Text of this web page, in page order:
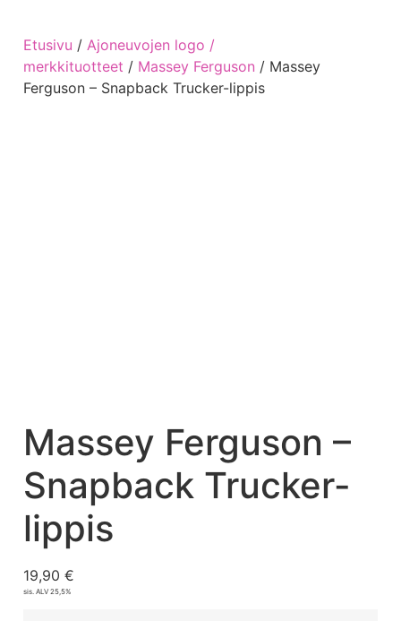
Etusivu / Ajoneuvojen logo /
merkkituotteet / Massey Ferguson / Massey
Ferguson – Snapback Trucker-lippis
Massey Ferguson –
Snapback Trucker-
lippis
19,90 €
sis. ALV 25,5%